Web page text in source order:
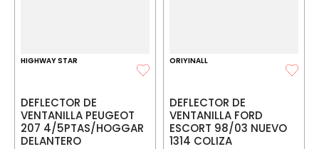
HIGHWAY STAR
DEFLECTOR DE
VENTANILLA PEUGEOT
207 4/5PTAS/HOGGAR
DELANTERO
ORIYINALL
DEFLECTOR DE
VENTANILLA FORD
ESCORT 98/03 NUEVO
1314 COLIZA